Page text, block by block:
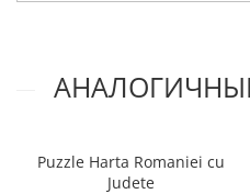
Puzzle Harta Romaniei cu
Judete